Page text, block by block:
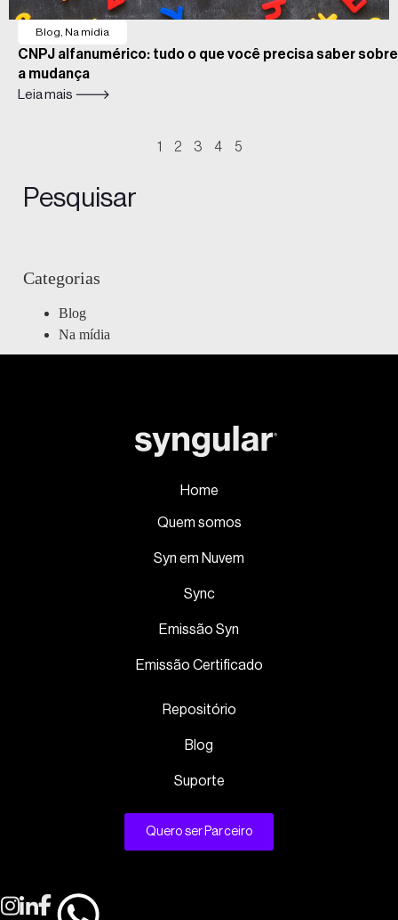
Blog Na mídia
CNPJ alfanumérico: tudo o que você precisa saber sobre
a mudança
Leia mais 🡒
1 2 3 4 5
Pesquisar
Categorias
Blog
Na mídia
Home
Quem somos
Syn em Nuvem
Sync
Emissão Syn
Emissão Certificado
Repositório
Blog
Suporte
Quero ser Parceiro